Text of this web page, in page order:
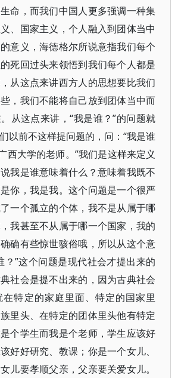
命，而我们中国人更多强调一种集
、国家主义，个人融入到团体当中
意义，海德格尔所说意指我们每个
死回过头来领悟到我们每个人都是
从这点来讲西方人的思想要比我们
，我们不能将自己放到团体当中而
从这点来讲，“我是谁？”的问题就
以前不这样提问题的，问：“我是谁
西大学的老师。”我们是这样来定义
我是谁意味着什么？意味着我既不
你，我是我。这个问题是一个很严
一个孤立的个体，我不是从属于哪
我甚至不从属于哪一个国家，我的
确有些惊世骇俗哦，所以从这个意
？”这个问题是现代社会才提出来的
社会是提不出来的，因为古典社会
特定的家庭里面、特定的国家里
里头、在特定的团体里头他有特定
个学生而我是个老师，学生应该好
好好研究、教课；你是一个女儿、
儿要孝顺父亲，父亲要关爱女儿。